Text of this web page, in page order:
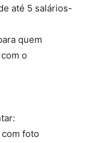
até 5 salários-
quem
o
foto